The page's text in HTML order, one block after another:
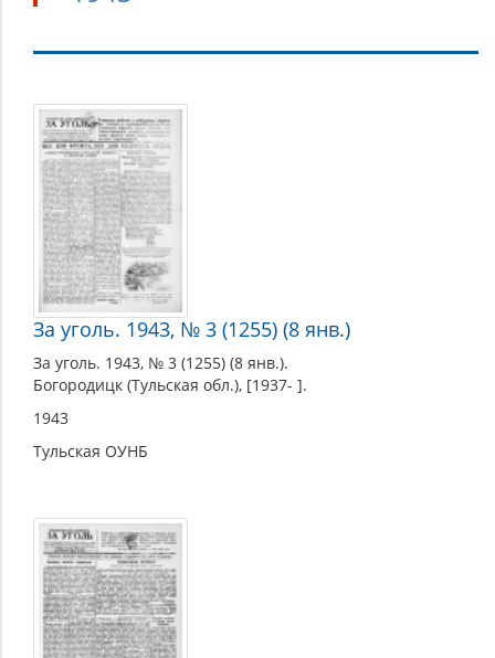
1943
За уголь. 1943, № 3 (1255) (8 янв.)
За уголь. 1943, № 3 (1255) (8 янв.).
Богородицк (Тульская обл.), [1937- ].
1943
Тульская ОУНБ